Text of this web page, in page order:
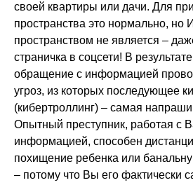
своей квартиры или дачи. Для
пространства это нормально, но
пространством не является –
страничка в соцсети! В
обращение с информацией
угроз, из которых последующее
(кибертроллинг) – самая
Опытный преступник, работая с
информацией, способен
похищение ребенка или
– потому что Вы его фактически